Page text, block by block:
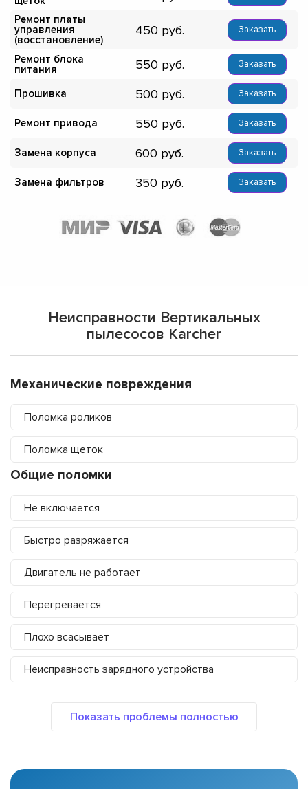
Ремонт платы
управления
(восстановление)
450 Заказать
Ремонт блока
питания
550 Заказать
Прошивка 500 Заказать
Ремонт привода 550 Заказать
Замена корпуса 600 Заказать
Замена фильтров 350 Заказать
Неисправности Вертикальных
пылесосов Karcher
Механические повреждения
Поломка роликов
Поломка щеток
Общие поломки
Не включается
Быстро разряжается
Двигатель не работает
Перегревается
Плохо всасывает
Неисправность зарядного устройства